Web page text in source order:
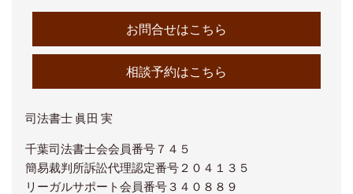
お問合せはこちら
相談予約はこちら
司法書士 眞田 実
千葉司法書士会会員番号７４５
簡易裁判所訴訟代理認定番号２０４１３５
リーガルサポート会員番号３４０８８９